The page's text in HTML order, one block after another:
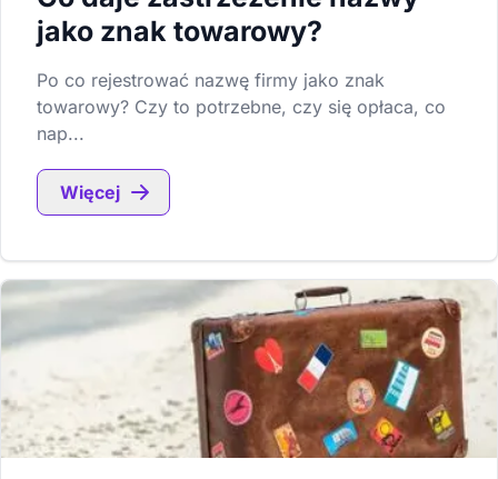
jako znak towarowy?
Po co rejestrować nazwę firmy jako znak
towarowy? Czy to potrzebne, czy się opłaca, co
nap...
Więcej